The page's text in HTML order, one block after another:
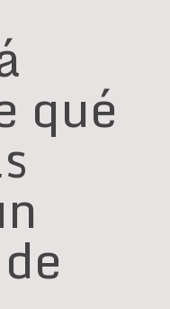
qué